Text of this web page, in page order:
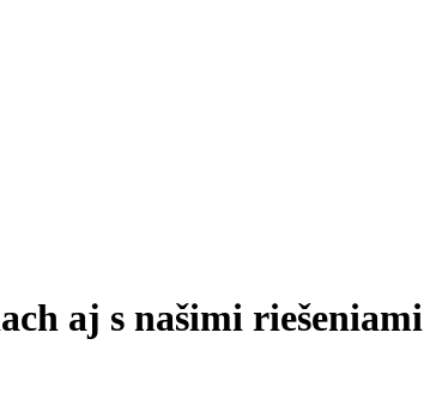
aj s našimi riešeniami